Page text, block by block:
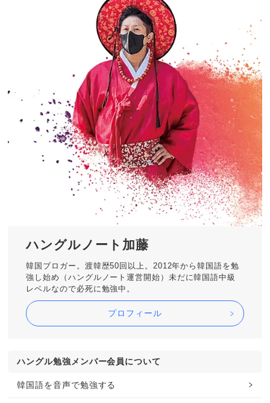
ハングルノート加藤
韓国ブロガー。渡韓歴50回以上。2012年から韓国語を勉
強し始め（ハングルノート運営開始）未だに韓国語中級
レベルなので必死に勉強中。
プロフィール
ハングル勉強メンバー会員について
韓国語を音声で勉強する